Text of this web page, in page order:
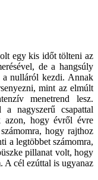
egy kis időt tölteni az
de a hangsúly
nulláról kezdi. Annak
mint az elmúlt
menetrend lesz.
nagyszerű csapattal
azon, hogy évről évre
hogy rajthoz
a legtöbbet számomra,
pillanat volt, hogy
A cél ezúttal is ugyanaz